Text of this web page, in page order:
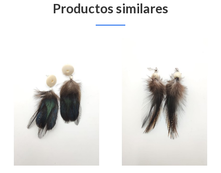
Productos similares